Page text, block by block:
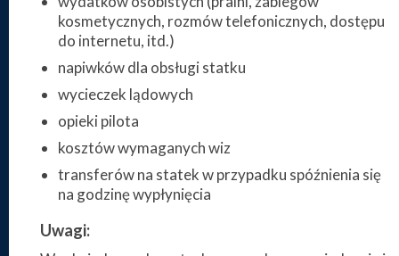
kosmetycznych, rozmów telefonicznych, dostępu
do internetu, itd.)
napiwków dla obsługi statku
wycieczek lądowych
opieki pilota
kosztów wymaganych wiz
transferów na statek w przypadku spóźnienia się
na godzinę wypłynięcia
Uwagi: